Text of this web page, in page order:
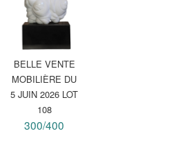
BELLE VENTE
MOBILIÈRE DU
5 JUIN 2026 LOT
108
300/400